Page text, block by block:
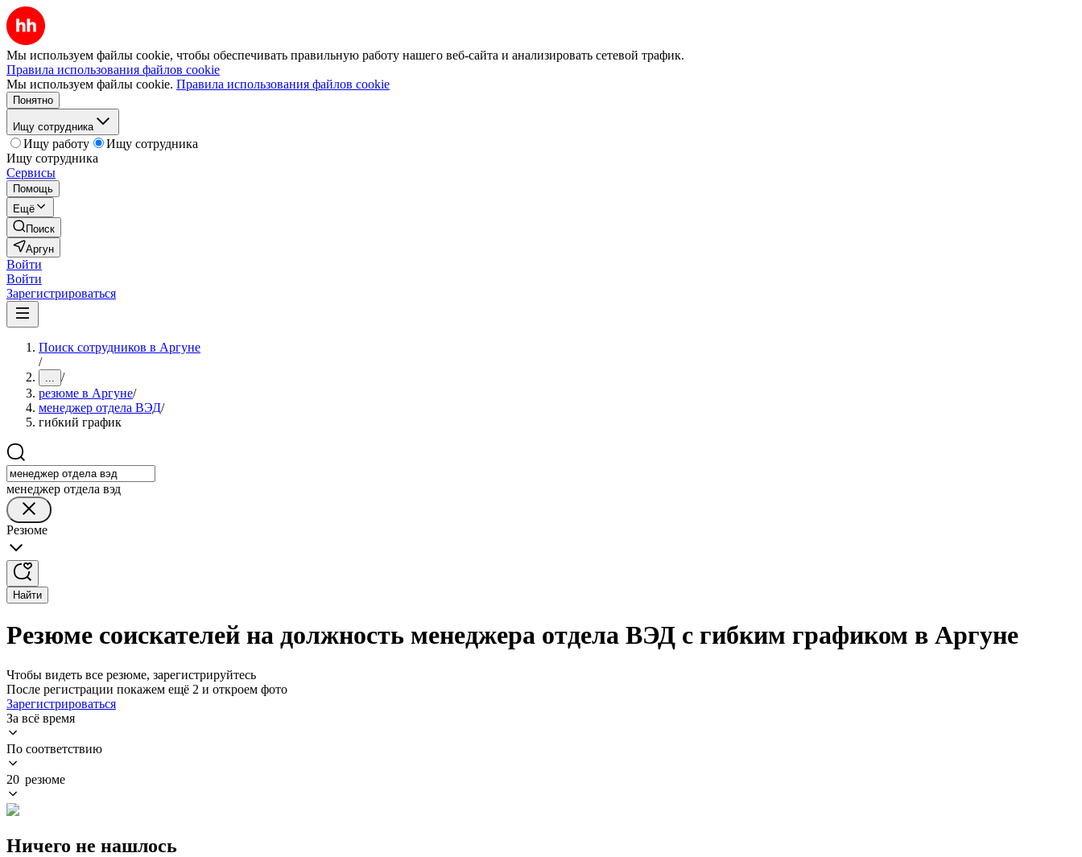
Мы используем файлы cookie, чтобы обеспечивать правильную работу нашего веб-сайта и анализировать сетевой трафик.
Правила использования файлов cookie
Мы используем файлы cookie. Правила использования файлов cookie
Понятно
Ищу сотрудника
Ищу работу
Ищу сотрудника
Ищу сотрудника
Сервисы
Помощь
Ещё
Поиск
Аргун
Войти
Войти
Зарегистрироваться
Поиск сотрудников в Аргуне
/
... /
резюме в Аргуне/
менеджер отдела ВЭД/
гибкий график
менеджер отдела вэд
Резюме
Найти
Резюме соискателей на должность менеджера отдела ВЭД с гибким графиком в Аргуне
Чтобы видеть все резюме, зарегистрируйтесь
После регистрации покажем ещё 2 и откроем фото
Зарегистрироваться
За всё время
По соответствию
20 резюме
Ничего не нашлось